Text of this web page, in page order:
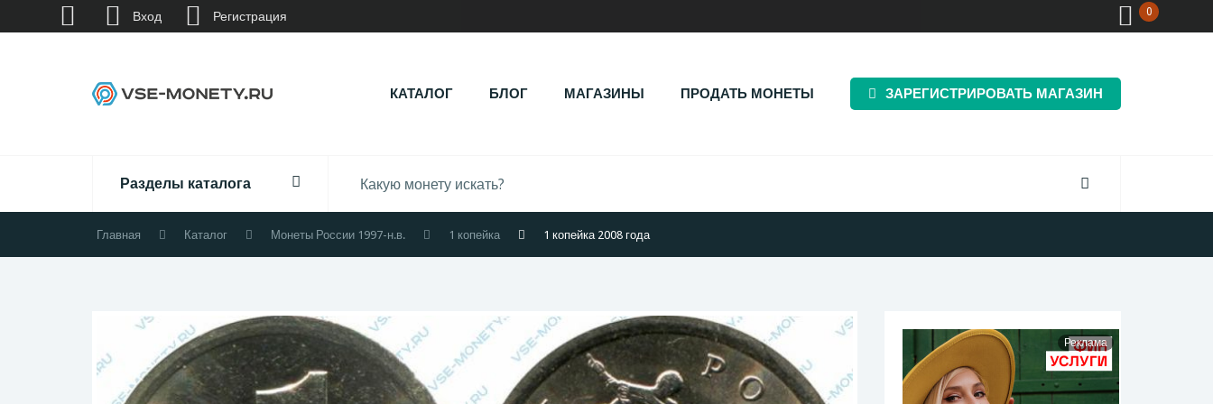
КАТАЛОГ БЛОГ МАГАЗИНЫ ПРОДАТЬ МОНЕТЫ ЗАРЕГИСТРИРОВАТЬ МАГАЗИН
Разделы каталога
Главная Каталог Монеты России 1997-н.в. 1 копейка 1 копейка 2008 года
Реклама
Вход Регистрация 0